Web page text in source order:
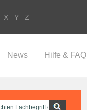
X Y Z
News Hilfe & FAQ